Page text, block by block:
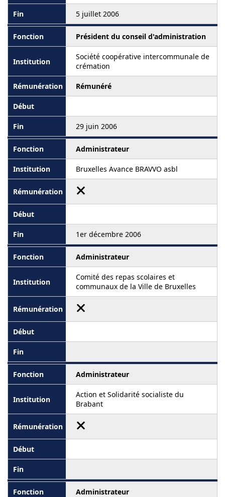
5 juillet 2006
Président du conseil d'administration
Société coopérative intercommunale de
crémation
Rémunéré
29 juin 2006
Administrateur
Bruxelles Avance BRAVVO asbl
1er décembre 2006
Administrateur
Comité des repas scolaires et
communaux de la Ville de Bruxelles
Administrateur
Action et Solidarité socialiste du
Brabant
Administrateur